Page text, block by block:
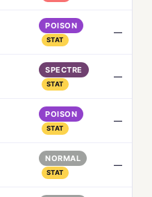
POISON
STAT
—
SPECTRE
STAT
—
POISON
STAT
—
NORMAL
STAT
—